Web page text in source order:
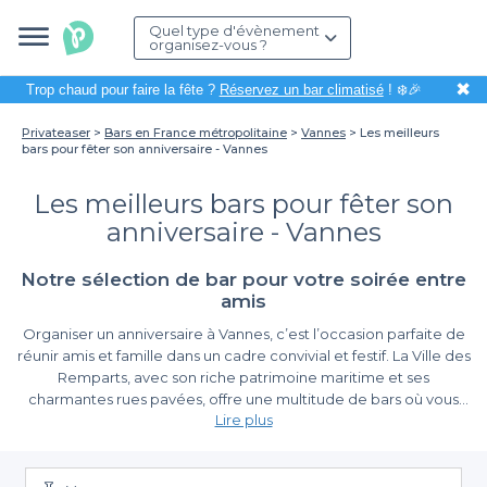
Quel type d'évènement
organisez-vous ?
Trop chaud pour faire la fête ? Réservez un bar climatisé! ❄️🎉 ✖
Privateaser Bars en France métropolitaine Vannes
Les meilleurs
bars pour fêter son anniversaire - Vannes
Les meilleurs bars pour fêter son
anniversaire - Vannes
Notre sélection de bar pour votre soirée entre
amis
Organiser un anniversaire à Vannes, c’est l’occasion parfaite de
réunir amis et famille dans un cadre convivial et festif. La Ville des
Remparts, avec son riche patrimoine maritime et ses
charmantes rues pavées, offre une multitude de bars où vous
pourrez célébrer ce jour spécial. Qu'il s'agisse d'un événement
adresses pour faire de votre anniversaire un moment
La simplicité de la réservation avec Privateaser
Lire plus